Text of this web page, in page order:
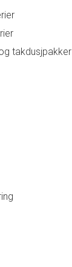
takdusjpakker